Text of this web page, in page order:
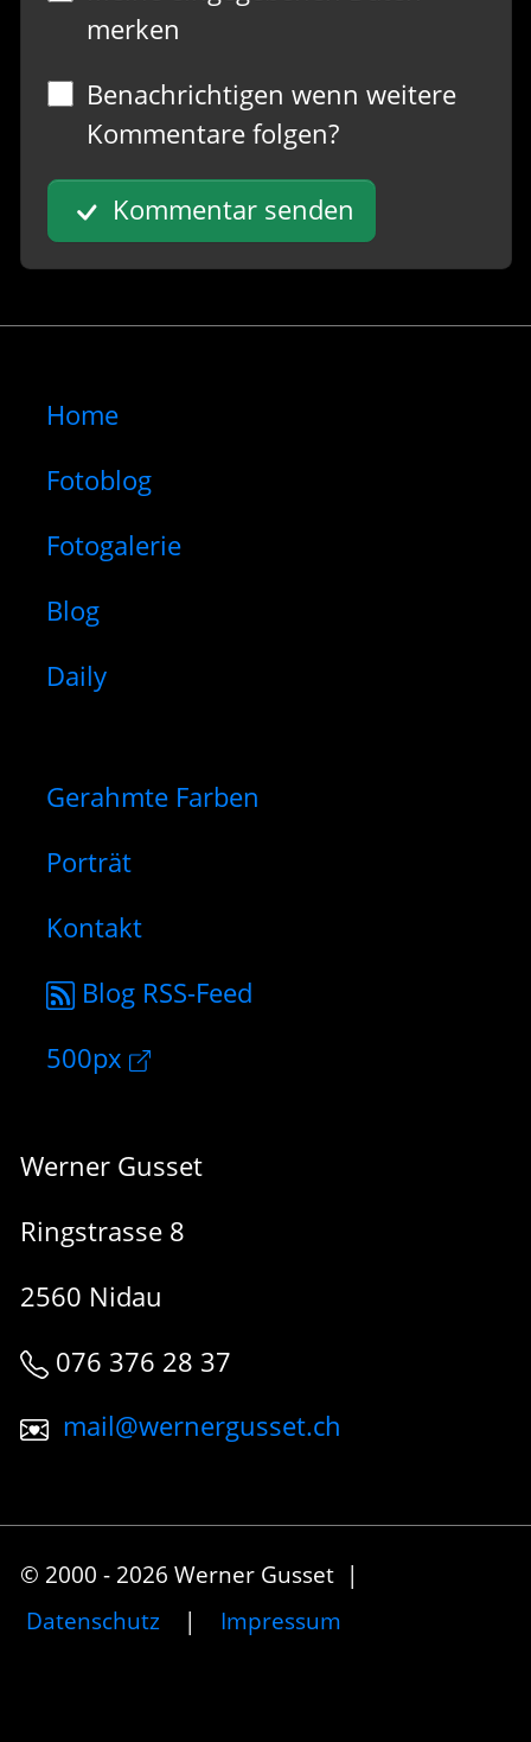
merken
Benachrichtigen wenn weitere
Kommentare folgen?
Kommentar senden
Home
Fotoblog
Fotogalerie
Blog
Daily
Gerahmte Farben
Porträt
Kontakt
Blog RSS-Feed
500px
Werner Gusset
Ringstrasse 8
2560 Nidau
076 376 28 37
mail@wernergusset.ch
© 2000 - 2026 Werner Gusset |
Datenschutz
| Impressum